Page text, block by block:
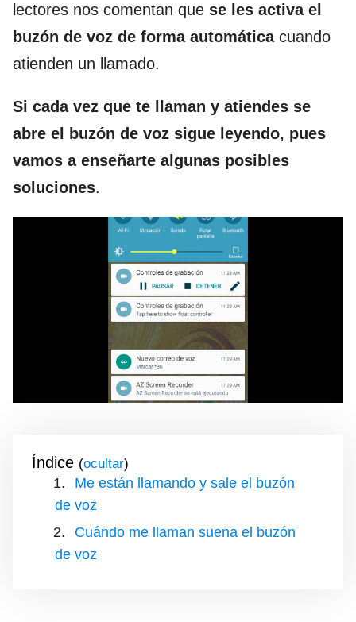
lectores nos comentan que se les activa el
buzón de voz de forma automáticacuando
atienden un llamado.
Si cada vez que te llaman y atiendes se
abre el buzón de voz sigue leyendo, pues
vamos a enseñarte algunas posibles
soluciones.
Índice ( )
Me están llamando y sale el buzón
de voz
Cuándo me llaman suena el buzón
de voz